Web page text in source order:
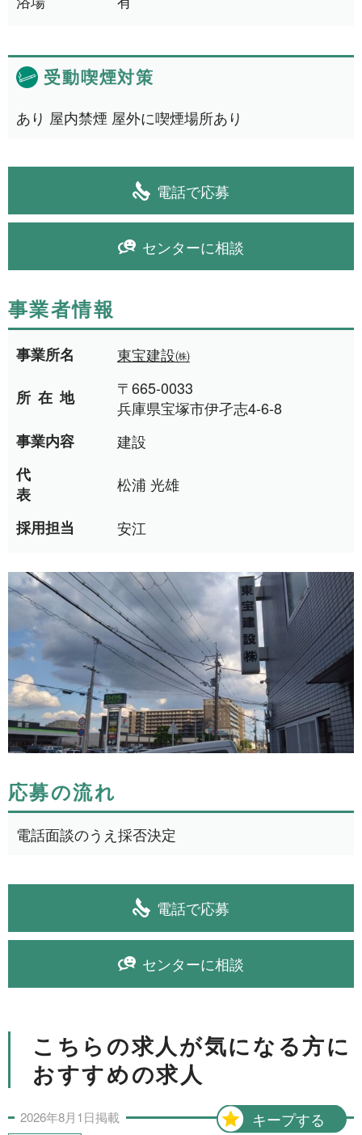
受動喫煙対策
あり 屋内禁煙 屋外に喫煙場所あり
電話で応募
センターに相談
事業者情報
事業所名 東宝建設㈱
所在地
〒665-0033
兵庫県宝塚市伊孑志4-6-8
事業内容
建設
代
表
松浦 光雄
採用担当 安江
応募の流れ
電話面談のうえ採否決定
電話で応募
センターに相談
こちらの求人が気になる方に
おすすめの求人
キープする
2026年8月1日掲載